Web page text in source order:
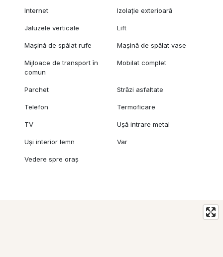
Internet Izolație exterioară
Jaluzele verticale Lift
Mașină de spălat rufe Mașină de spălat vase
Mijloace de transport în
comun
Mobilat complet
Parchet Străzi asfaltate
Telefon Termoficare
TV Ușă intrare metal
Uși interior lemn Var
Vedere spre oraș